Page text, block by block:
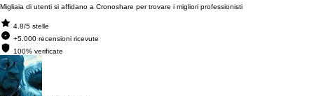
Migliaia di utenti si affidano a Cronoshare per trovare i migliori professionisti
4.8/5 stelle
+5.000 recensioni ricevute
100% verificate